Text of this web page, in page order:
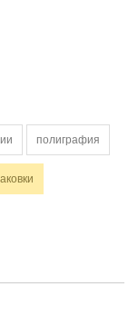
полиграфия